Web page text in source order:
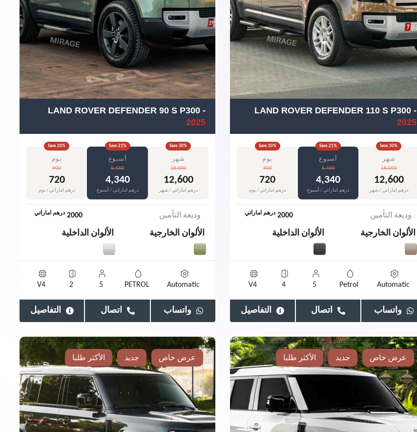
LAND ROVER DEFENDER 110 S P300-
2025
Save 20%
يوم
900
720
درهم اماراتي / يوم
Save 21%
أسبوع
5,460
4,340
درهم اماراتي / أسبوع
Save30%
شهر
18,000
12,600
درهم اماراتي / شهر
وديعة التأمين 2000 درهم اماراتي
الألوان الخارجية الألوان الداخلية
Automatic
Petrol
5
4
V4
واتساب اتصال التفاصيل
LAND ROVER DEFENDER 90 S P300 -
2025
Save20%
يوم
900
720
درهم اماراتي / يوم
Save 21%
أسبوع
5,460
4,340
درهم اماراتي / أسبوع
Save30%
شهر
18,000
12,600
درهم اماراتي / شهر
وديعة التأمين 2000 درهم اماراتي
الألوان الخارجية الألوان الداخلية
Automatic
PETROL
5
2
V4
واتساب اتصال التفاصيل
عرض خاص جديد الأكثر طلبا عرض خاص جديد الأكثر طلبا